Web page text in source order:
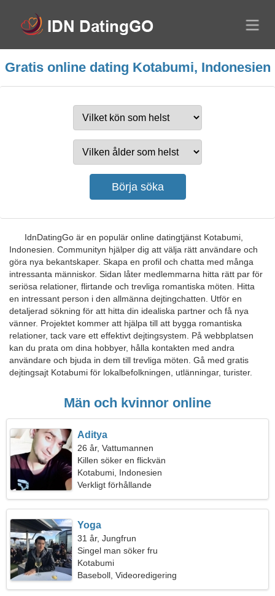
Gratis online dating Kotabumi, Indonesien
IdnDatingGo är en populär online datingtjänst Kotabumi,
Indonesien. Communityn hjälper dig att välja rätt användare och
göra nya bekantskaper. Skapa en profil och chatta med många
intressanta människor. Sidan låter medlemmarna hitta rätt par för
seriösa relationer, flirtande och trevliga romantiska möten. Hitta
en intressant person i den allmänna dejtingchatten. Utför en
detaljerad sökning för att hitta din idealiska partner och få nya
vänner. Projektet kommer att hjälpa till att bygga romantiska
relationer, tack vare ett effektivt dejtingsystem. På webbplatsen
kan du prata om dina hobbyer, hålla kontakten med andra
användare och bjuda in dem till trevliga möten. Gå med gratis
dejtingsajt Kotabumi för lokalbefolkningen, utlänningar, turister.
Män och kvinnor online
Aditya
26 år, Vattumannen
Killen söker en flickvän
Kotabumi, Indonesien
Verkligt förhållande
Yoga
31 år, Jungfrun
Singel man söker fru
Kotabumi
Baseboll, Videoredigering